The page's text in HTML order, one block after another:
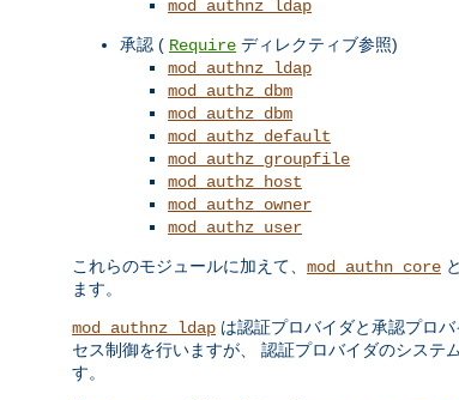
mod_authnz_ldap
承認 ( Require ディレクティブ参照)
mod_authnz_ldap
mod_authz_dbm
mod_authz_dbm
mod_authz_default
mod_authz_groupfile
mod_authz_host
mod_authz_owner
mod_authz_user
これらのモジュールに加えて、 mod_authn_core と
ます。
mod_authnz_ldap は認証プロバイダと承認プロ
セス制御を行いますが、 認証プロバイダのシス
す。